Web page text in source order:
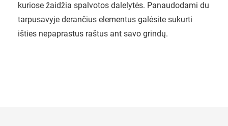
kuriose žaidžia spalvotos dalelytės. Panaudodami du
tarpusavyje derančius elementus galėsite sukurti
išties nepaprastus raštus ant savo grindų.